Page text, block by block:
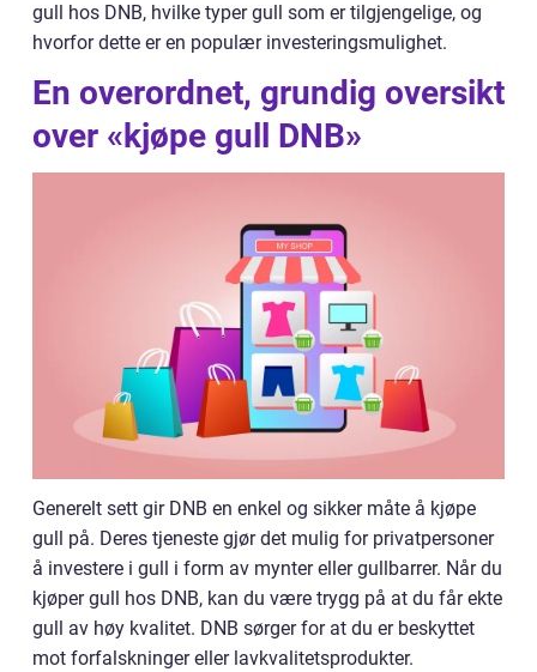
gull hos DNB, hvilke typer gull som er tilgjengelige, og
hvorfor dette er en populær investeringsmulighet.
En overordnet, grundig oversikt
over «kjøpe gull DNB»
Generelt sett gir DNB en enkel og sikker måte å kjøpe
gull på. Deres tjeneste gjør det mulig for privatpersoner
å investere i gull i form av mynter eller gullbarrer. Når du
kjøper gull hos DNB, kan du være trygg på at du får ekte
gull av høy kvalitet. DNB sørger for at du er beskyttet
mot forfalskninger eller lavkvalitetsprodukter.